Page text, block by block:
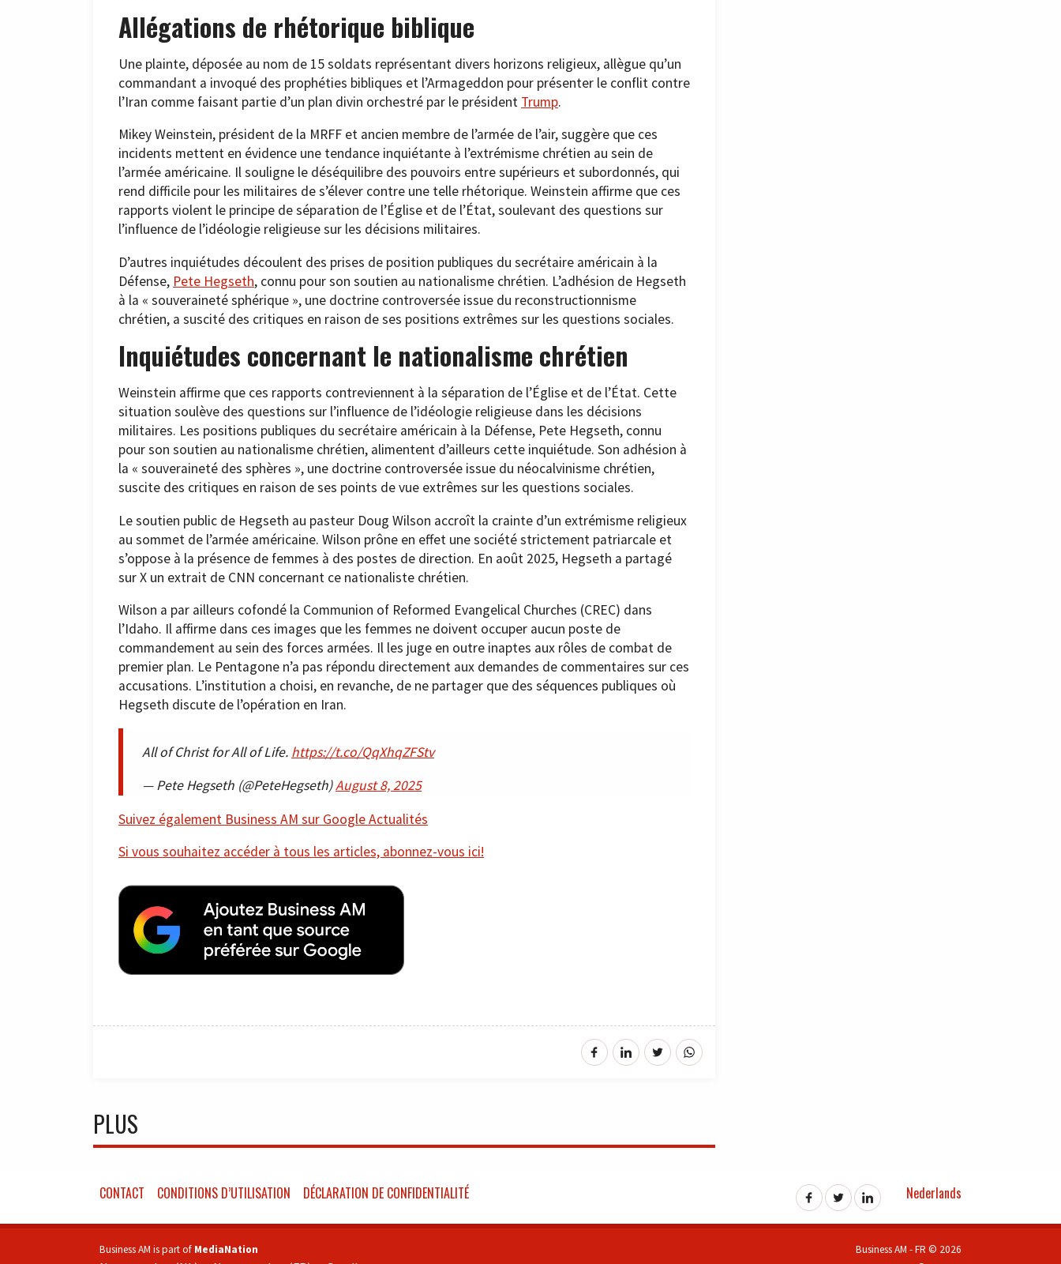
Allégations de rhétorique biblique
Une plainte, déposée au nom de 15 soldats représentant divers horizons religieux, allègue qu’un
commandant a invoqué des prophéties bibliques et l’Armageddon pour présenter le conflit contre
l’Iran comme faisant partie d’un plan divin orchestré par le président Trump.
Mikey Weinstein, président de la MRFF et ancien membre de l’armée de l’air, suggère que ces
incidents mettent en évidence une tendance inquiétante à l’extrémisme chrétien au sein de
l’armée américaine. Il souligne le déséquilibre des pouvoirs entre supérieurs et subordonnés, qui
rend difficile pour les militaires de s’élever contre une telle rhétorique. Weinstein affirme que ces
rapports violent le principe de séparation de l’Église et de l’État, soulevant des questions sur
l’influence de l’idéologie religieuse sur les décisions militaires.
D’autres inquiétudes découlent des prises de position publiques du secrétaire américain à la
Défense, Pete Hegseth, connu pour son soutien au nationalisme chrétien. L’adhésion de Hegseth
à la « souveraineté sphérique », une doctrine controversée issue du reconstructionnisme
chrétien, a suscité des critiques en raison de ses positions extrêmes sur les questions sociales.
Inquiétudes concernant le nationalisme chrétien
Weinstein affirme que ces rapports contreviennent à la séparation de l’Église et de l’État. Cette
situation soulève des questions sur l’influence de l’idéologie religieuse dans les décisions
militaires. Les positions publiques du secrétaire américain à la Défense, Pete Hegseth, connu
pour son soutien au nationalisme chrétien, alimentent d’ailleurs cette inquiétude. Son adhésion à
la « souveraineté des sphères », une doctrine controversée issue du néocalvinisme chrétien,
suscite des critiques en raison de ses points de vue extrêmes sur les questions sociales.
Le soutien public de Hegseth au pasteur Doug Wilson accroît la crainte d’un extrémisme religieux
au sommet de l’armée américaine. Wilson prône en effet une société strictement patriarcale et
s’oppose à la présence de femmes à des postes de direction. En août 2025, Hegseth a partagé
sur X un extrait de CNN concernant ce nationaliste chrétien.
Wilson a par ailleurs cofondé la Communion of Reformed Evangelical Churches (CREC) dans
l’Idaho. Il affirme dans ces images que les femmes ne doivent occuper aucun poste de
commandement au sein des forces armées. Il les juge en outre inaptes aux rôles de combat de
premier plan. Le Pentagone n’a pas répondu directement aux demandes de commentaires sur ces
accusations. L’institution a choisi, en revanche, de ne partager que des séquences publiques où
Hegseth discute de l’opération en Iran.
All of Christ for All of Life. https://t.co/QqXhqZFStv
— Pete Hegseth (@PeteHegseth)August 8, 2025
Suivez également Business AM sur Google Actualités
Si vous souhaitez accéder à tous les articles, abonnez-vous ici!
PLUS
CONTACT CONDITIONS D’UTILISATION DÉCLARATION DE CONFIDENTIALITÉ Nederlands
Business AM is part of MediaNation Business AM - FR © 2026